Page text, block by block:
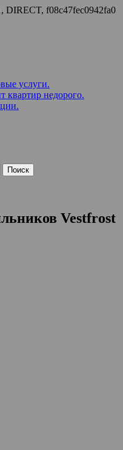
DIRECT, f08c47fec0942fa0
услуги.
квартир недорого.
и ремонт
вентиляции.
Vestfrost